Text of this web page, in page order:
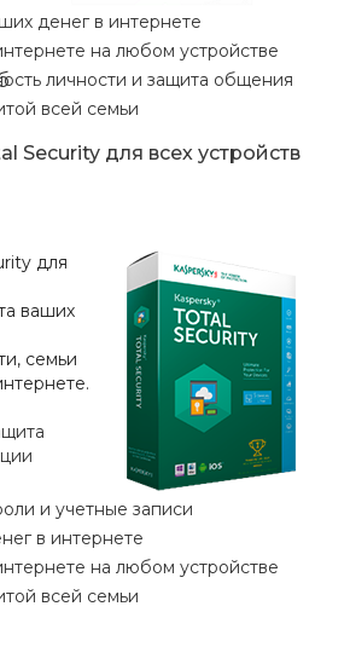
денег в интернете
на любом устройстве
личности и защита общения
всей семьи
Security для всех устройств
для
ваших
семьи
и учетные записи
в интернете
на любом устройстве
всей семьи